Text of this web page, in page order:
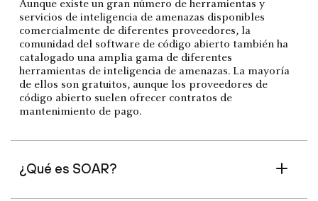
Aunque existe un gran número de herramientas y
servicios de inteligencia de amenazas disponibles
comercialmente de diferentes proveedores, la
comunidad del software de código abierto también ha
catalogado una amplia gama de diferentes
herramientas de inteligencia de amenazas. La mayoría
de ellos son gratuitos, aunque los proveedores de
código abierto suelen ofrecer contratos de
mantenimiento de pago.
¿Qué es SOAR?